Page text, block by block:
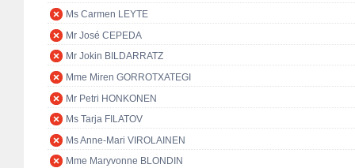
Ms Carmen LEYTE
Mr José CEPEDA
Mr Jokin BILDARRATZ
Mme Miren GORROTXATEGI
Mr Petri HONKONEN
Ms Tarja FILATOV
Ms Anne-Mari VIROLAINEN
Mme Maryvonne BLONDIN